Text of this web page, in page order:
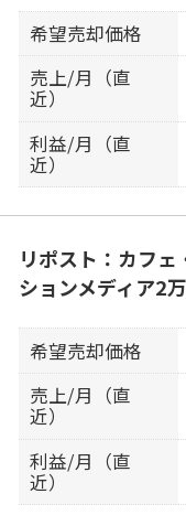
希望売却価格
売上/月（直
近）
利益/月（直
近）
リポスト：カフ
ションメディア2
希望売却価格
売上/月（直
近）
利益/月（直
近）